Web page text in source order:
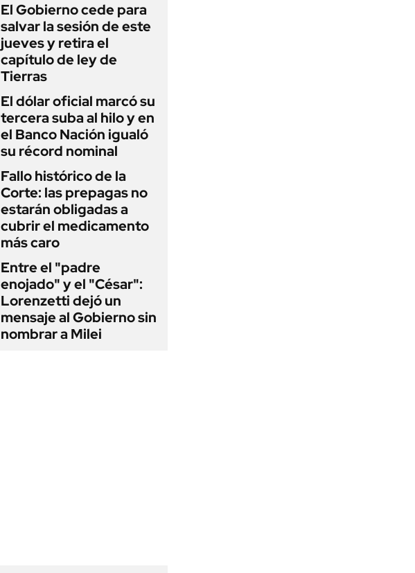
El Gobierno cede para
salvar la sesión de este
jueves y retira el
capítulo de ley de
Tierras
El dólar oficial marcó su
tercera suba al hilo y en
el Banco Nación igualó
su récord nominal
Fallo histórico de la
Corte: las prepagas no
estarán obligadas a
cubrir el medicamento
más caro
Entre el "padre
enojado" y el "César":
Lorenzetti dejó un
mensaje al Gobierno sin
nombrar a Milei